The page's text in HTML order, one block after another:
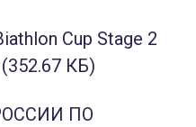
Cup Stage 2
КБ)
ПО